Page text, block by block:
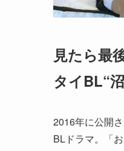
見たら最
タイBL“
2016年に公開
BLドラマ。「